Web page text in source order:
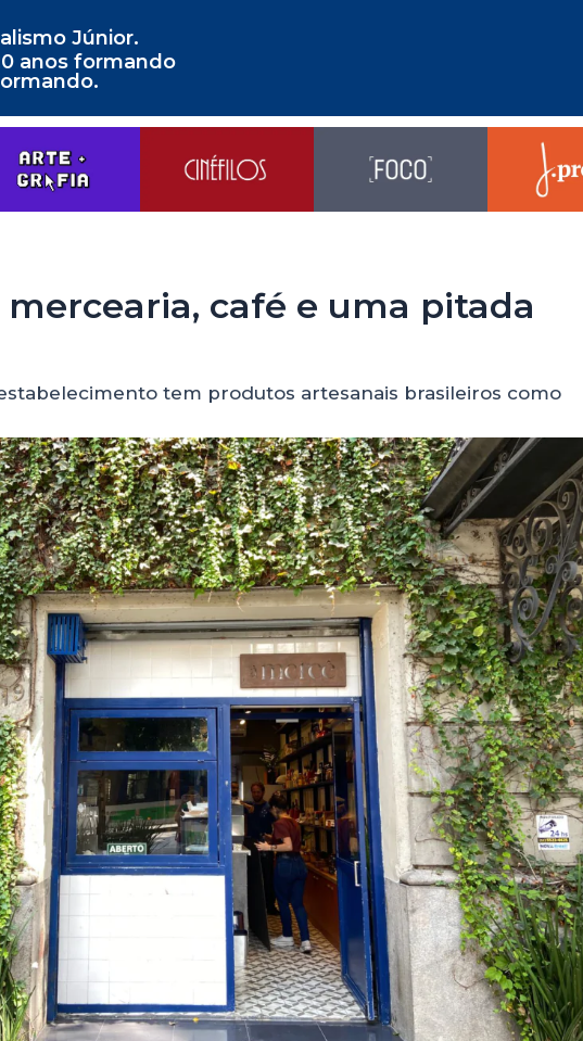
Júnior.
anos formando
mercearia, café e uma pitada
tem produtos artesanais brasileiros como